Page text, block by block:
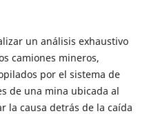
un análisis exhaustivo
camiones mineros,
por el sistema de
de una mina ubicada al
la causa detrás de la caída